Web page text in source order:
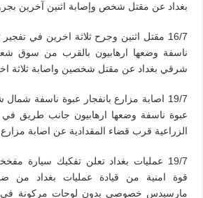
بغداد عن مقتل شخص وإصابة اثنين آخرين
16/7 مقتل اثنين وجرح ثلاثة اخرين في
ناسفة وضعها ارهابيون بالقرب من سوق
شرقي بغداد عن مقتل شخصين واصابة ثلاثة
19/7 اصابة مزارع بانفجار عبوة ناسفة
عبوة ناسفة وضعها ارهابيون جانب طريق في
الزراعية قرب قضاء المقدادية عن اصابة
19/7 عمليات بغداد تعلن تفكيك سيارة
قوة امنية من قيادة عمليات بغداد من
مارسيدس خصوصي بدون لوحات مركونة في